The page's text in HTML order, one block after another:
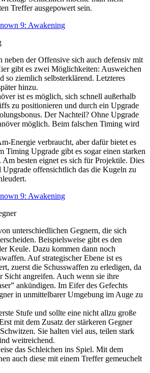
Treffer ausgepowert sein.
neben der Offensive sich auch defensiv mit
gibt es zwei Möglichkeiten: Ausweichen
so ziemlich selbsterklärend. Letzteres
hinzu.
ist es möglich, sich schnell außerhalb
zu positionieren und durch ein Upgrade
Der Nachteil? Ohne Upgrade
möglich. Beim falschen Timing wird
Energie verbraucht, aber dafür bietet es
Timing Upgrade gibt es sogar einen starken
besten eignet es sich für Projektile. Dies
offensichtlich das die Kugeln zu
unterschiedlichen Gegnern, die sich
Beispielsweise gibt es den
Keule. Dazu kommen dann noch
Auf strategischer Ebene ist es
zuerst die Schusswaffen zu erledigen, da
Sicht angreifen. Auch wenn sie ihre
ankündigen. Im Eifer des Gefechts
in unmittelbarer Umgebung im Auge zu
Stufe und sollte eine nicht allzu große
mit dem Zusatz der stärkeren Gegner
Sie halten viel aus, teilen stark
weitreichend.
das Schleichen ins Spiel. Mit dem
auch diese mit einem Treffer gemeuchelt